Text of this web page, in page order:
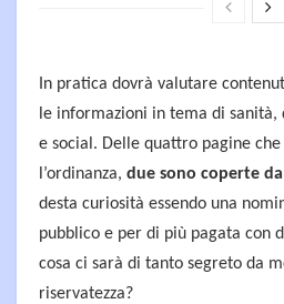
In pratica dovrà valutare
le informazioni in tema di
e social. Delle quattro pagine
l’ordinanza, due sono coperte da
desta curiosità essendo una
pubblico e per di più pagata con
cosa ci sarà di tanto segreto da
riservatezza?